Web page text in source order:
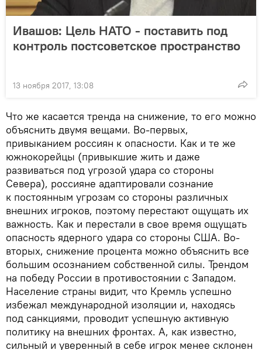
Ивашов: Цель НАТО - поставить под
контроль постсоветское пространство
13 ноября 2017, 13:08
Что же касается тренда на снижение, то его можно
объяснить двумя вещами. Во-первых,
привыканием россиян к опасности. Как и те же
южнокорейцы (привыкшие жить и даже
развиваться под угрозой удара со стороны
Севера), россияне адаптировали сознание
к постоянным угрозам со стороны различных
внешних игроков, поэтому перестают ощущать их
важность. Как и перестали в свое время ощущать
опасность ядерного удара со стороны США. Во-
вторых, снижение процента можно объяснить все
большим осознанием собственной силы. Трендом
на победу России в противостоянии с Западом.
Население страны видит, что Кремль успешно
избежал международной изоляции и, находясь
под санкциями, проводит успешную активную
политику на внешних фронтах. А, как известно,
сильный и уверенный в себе игрок менее склонен